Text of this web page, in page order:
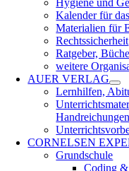
Hygiene und
Kalender für
Materialien für
Rechtssicherheit
Ratgeber,
weitere
AUER VERLAG
Lernhilfen,
Handreichungen
CORNELSEN
Grundschule
Coding